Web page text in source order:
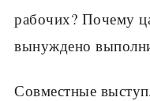
рабочих? Почему
вынуждено
Совместные